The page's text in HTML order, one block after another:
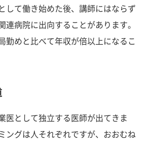
して働き始めた後、講師にはならず
連病院に出向することがあります。
勤めと比べて年収が倍以上になるこ
医として独立する医師が出てきま
ングは人それぞれですが、おおむね